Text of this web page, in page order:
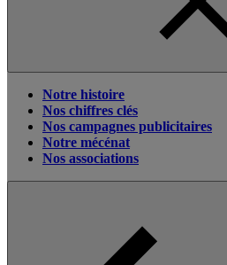
Notre histoire
Nos chiffres clés
Nos campagnes publicitaires
Notre mécénat
Nos associations